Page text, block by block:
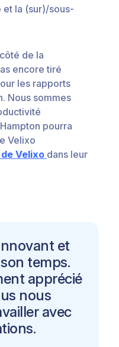
et la (sur)/sous-
de la
encore tiré
les rapports
Nous sommes
pourra
Velixo
Velixo dans leur
et
temps.
apprécié
nous
avec